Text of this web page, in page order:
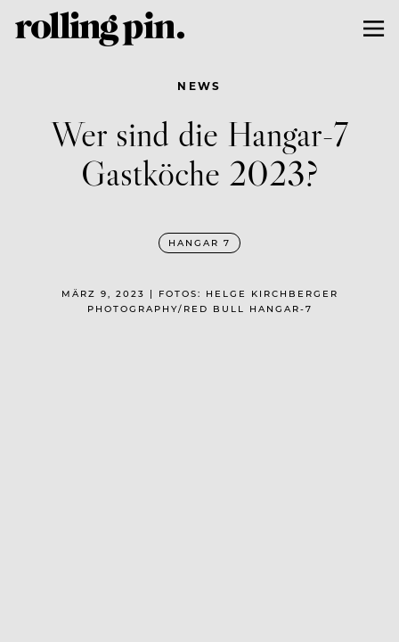
NEWS
Wer sind die Hangar-7
Gastköche 2023?
HANGAR 7
MÄRZ 9, 2023 | FOTOS: HELGE KIRCHBERGER
PHOTOGRAPHY/RED BULL HANGAR-7